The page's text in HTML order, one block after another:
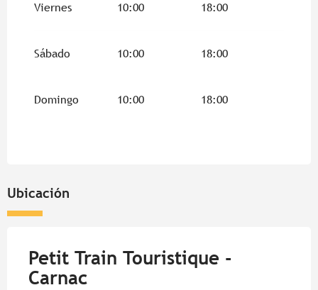
Viernes 10:00 18:00
Sábado 10:00 18:00
Domingo 10:00 18:00
Ubicación
Petit Train Touristique -
Carnac